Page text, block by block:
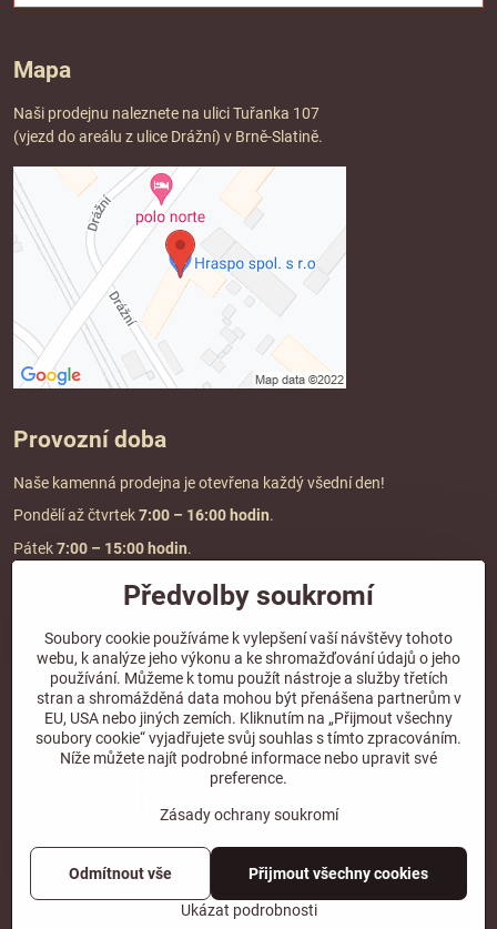
Mapa
Naši prodejnu naleznete na ulici Tuřanka 107
(vjezd do areálu z ulice Drážní) v Brně-Slatině.
Provozní doba
Naše kamenná prodejna je otevřena každý všední den!
Pondělí až čtvrtek7:00 – 16:00 hodin.
Pátek7:00 – 15:00 hodin.
Doprava a platba
DOPRAVA ZDARMA
při objednávce nad2000 Kč vč. DPH.
*Nevztahuje se na paletovou přepravu.
©2026CopyrightPředvolby soukromíZásady ochrany soukromí
Vytvořeno systémem:ByznysWeb.cz
Předvolby soukromí
Soubory cookie používáme k vylepšení vaší návštěvy tohoto
webu, k analýze jeho výkonu a ke shromažďování údajů o jeho
používání. Můžeme k tomu použít nástroje a služby třetích
stran a shromážděná data mohou být přenášena partnerům v
EU, USA nebo jiných zemích. Kliknutím na „Přijmout všechny
soubory cookie“ vyjadřujete svůj souhlas s tímto zpracováním.
Níže můžete najít podrobné informace nebo upravit své
preference.
Zásady ochrany soukromí
Ukázat podrobnosti
Přijmout všechny cookies
Odmítnout vše